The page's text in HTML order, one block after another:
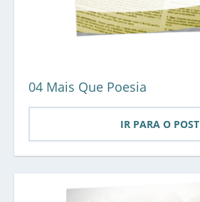
04 Mais Que Poesia
IR PARA O POST